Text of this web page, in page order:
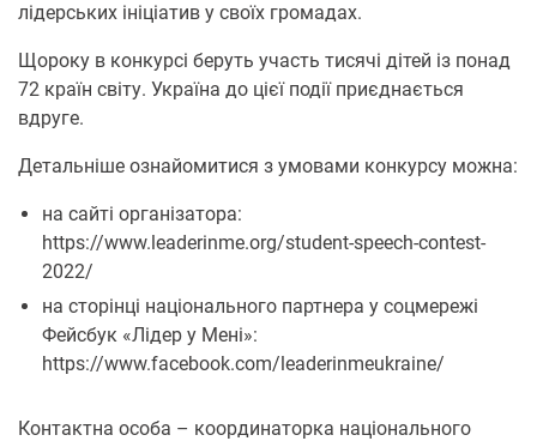
лідерських ініціатив у своїх громадах.
Щороку в конкурсі беруть участь тисячі дітей із понад
72 країн світу. Україна до цієї події приєднається
вдруге.
Детальніше ознайомитися з умовами конкурсу можна:
на сайті організатора:
https://www.leaderinme.org/student-speech-contest-
2022/
на сторінці національного партнера у соцмережі
Фейсбук «Лідер у Мені»:
https://www.facebook.com/leaderinmeukraine/
Контактна особа – координаторка національного